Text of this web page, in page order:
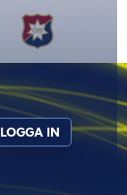
LOGGA IN